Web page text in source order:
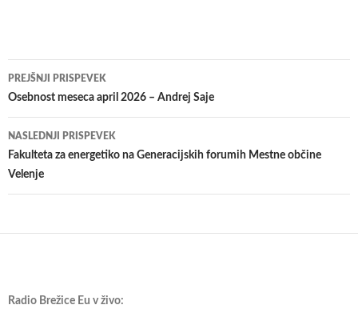
Krmarjenje
po
prispevkih
PREJŠNJI PRISPEVEK
Osebnost meseca april 2026 – Andrej Saje
NASLEDNJI PRISPEVEK
Fakulteta za energetiko na Generacijskih forumih Mestne občine
Velenje
Radio Brežice Eu v živo: